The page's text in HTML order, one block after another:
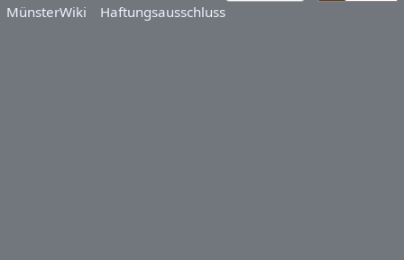
MünsterWiki
Haftungsausschluss